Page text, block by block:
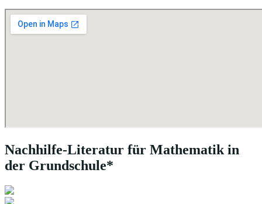
Nachhilfe-Literatur für Mathematik in
der Grundschule*